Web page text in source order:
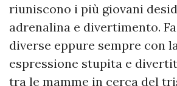
riuniscono i più giovani
adrenalina e divertimento.
diverse eppure sempre con
espressione stupita e
tra le mamme in cerca del